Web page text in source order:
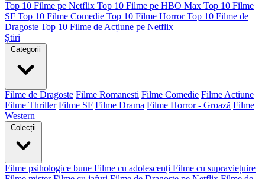
Top 10 Filme pe Netflix Top 10 Filme pe HBO Max Top 10 Filme
SF Top 10 Filme Comedie Top 10 Filme Horror Top 10 Filme de
Dragoste Top 10 Filme de Acțiune pe Netflix
Știri
Categorii
Filme de Dragoste Filme Romanesti Filme Comedie Filme Actiune
Filme Thriller Filme SF Filme Drama Filme Horror - Groază Filme
Western
Colecții
Filme psihologice bune Filme cu adolescenți Filme cu supraviețuire